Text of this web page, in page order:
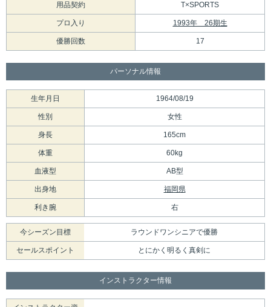
用品契約 T×SPORTS
プロ入り 1993年 26期生
優勝回数 17
パーソナル情報
生年月日 1964/08/19
性別 女性
身長 165cm
体重 60kg
血液型 AB型
出身地 福岡県
利き腕 右
今シーズン目標 ラウンドワンシニアで優勝
セールスポイント とにかく明るく真剣に
インストラクター情報